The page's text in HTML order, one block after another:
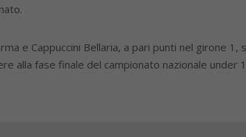
e Cappuccini Bellaria, a pari punti nel girone 1,
alla fase finale del campionato nazionale under